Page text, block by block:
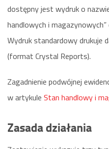
dostępny jest wydruk o
handlowych i
Wydruk standardowy drukuje
(format Crystal Reports).
Zagadnienie podwójnej
w artykule Stan handlowy i
Zasada działania